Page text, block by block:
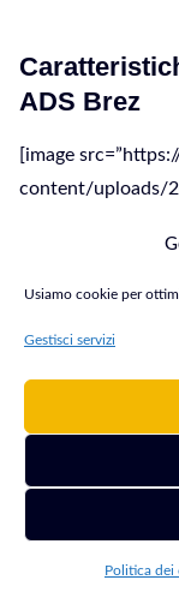
Usiamo cookie per
Gestisci servizi
Politica dei
ADS Brez
[image
content/uploads/
border=”0″
link_image=””
no-repeat;center
auto